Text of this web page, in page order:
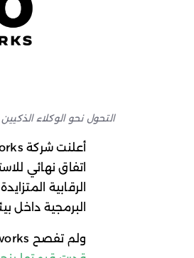
التحول نحو الوكلاء
البرمجية داخل
ولم تفصح Palo Alto Networks عن القيمة المالية الرسمية للصفقة، إلا أن تقارير إعلامية